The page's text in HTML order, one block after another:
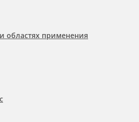
областях применения